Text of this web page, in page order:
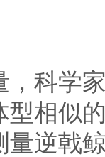
，科学
型相似
量逆戟